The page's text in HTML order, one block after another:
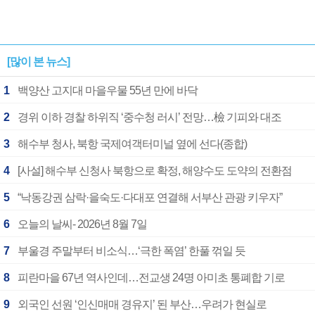
[많이 본 뉴스]
1 백양산 고지대 마을우물 55년 만에 바닥
2 경위 이하 경찰 하위직 ‘중수청 러시’ 전망…檢 기피와 대조
3 해수부 청사, 북항 국제여객터미널 옆에 선다(종합)
4 [사설] 해수부 신청사 북항으로 확정, 해양수도 도약의 전환점
5 “낙동강권 삼락·을숙도·다대포 연결해 서부산 관광 키우자”
6 오늘의 날씨- 2026년 8월 7일
7 부울경 주말부터 비소식…‘극한 폭염’ 한풀 꺾일 듯
8 피란마을 67년 역사인데…전교생 24명 아미초 통폐합 기로
9 외국인 선원 ‘인신매매 경유지’ 된 부산…우려가 현실로